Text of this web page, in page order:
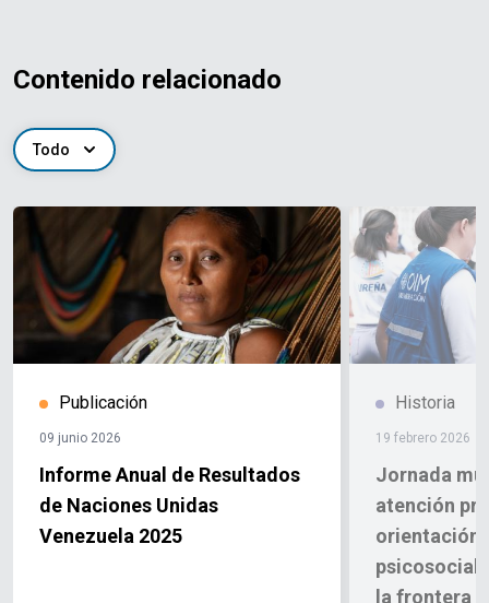
Contenido relacionado
Todo
Publicación
09 junio 2026
Informe Anual de Resultados
de Naciones Unidas
Venezuela 2025
Historia
19 febrero 2026
Jornada
atención
orientación
psicosocial
la frontera